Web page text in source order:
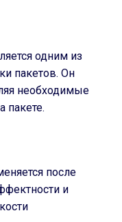
одним из
пакетов. Он
необходимые
пакете.
после
и